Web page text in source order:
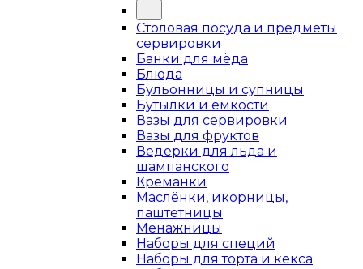
Столовая посуда и предметы
сервировки
Банки для мёда
Блюда
Бульонницы и супницы
Бутылки и ёмкости
Вазы для сервировки
Вазы для фруктов
Ведерки для льда и
шампанского
Креманки
Маслёнки, икорницы,
паштетницы
Менажницы
Наборы для специй
Наборы для торта и кекса